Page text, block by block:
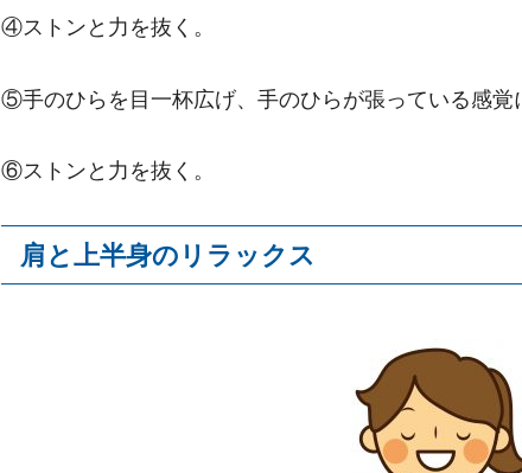
④ストンと力を抜く。
⑤手のひらを目一杯広げ、手のひらが張っている感覚
⑥ストンと力を抜く。
肩と上半身のリラックス